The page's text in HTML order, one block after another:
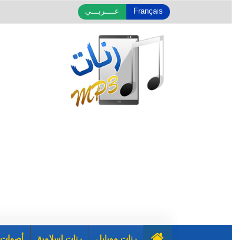
Français عــــربـــي